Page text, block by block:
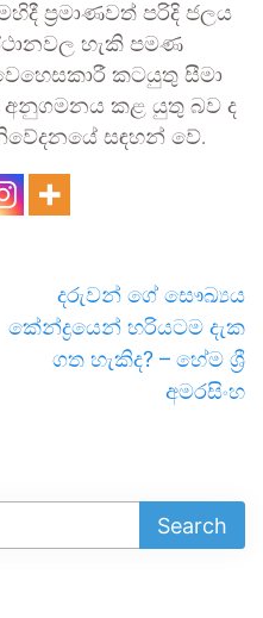
ප්‍රමාණවත් පරිදි ජලය
හැකි පමණ
කටයුතු සීමා
කළ යුතු බව ද
සඳහන් වේ.
දරුවන් ගේ සෞඛ්‍යය
කේන්ද්‍රයෙන් හරියටම දැක
ගත හැකිද? – හේම ශ්‍රී
අමරසිංහ